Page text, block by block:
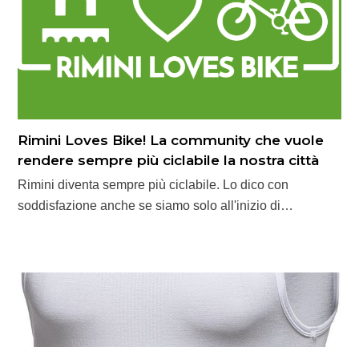
Rimini Loves Bike! La community che vuole
rendere sempre più ciclabile la nostra città
Rimini diventa sempre più ciclabile. Lo dico con
soddisfazione anche se siamo solo all'inizio di…